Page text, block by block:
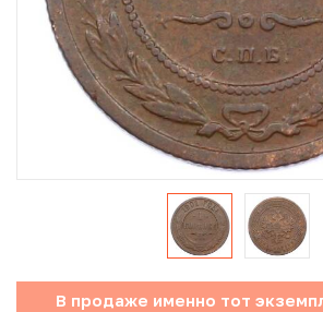
Юбилейные монеты Банка России (с
Памятные и инвестиционные монеты
Иностранные монеты
Неофициальные выпуски монет
Античные и средневековые монеты
Наборы монет
В продаже именно тот